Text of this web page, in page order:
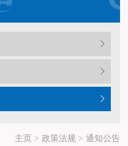
主页 > 政策法规> 通知公告